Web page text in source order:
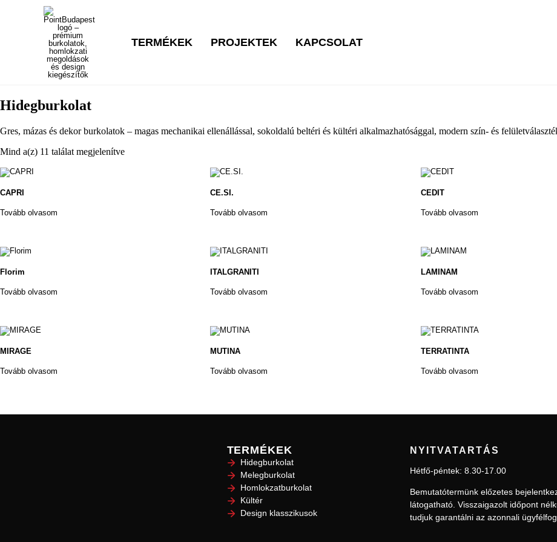
TERMÉKEK PROJEKTEK KAPCSOLAT
Hidegburkolat
Gres, mázas és dekor burkolatok – magas mechanikai ellenállással, sokoldalú beltéri és kültéri alkalmazhatósággal, modern szín- és
Mind a(z) 11 találat megjelenítve
CAPRI
Tovább olvasom
CE.SI.
Tovább olvasom
CEDIT
Tovább olvasom
Florim
Tovább olvasom
ITALGRANITI
Tovább olvasom
LAMINAM
Tovább olvasom
MIRAGE
Tovább olvasom
MUTINA
Tovább olvasom
TERRATINTA
Tovább olvasom
TERMÉKEK
Hidegburkolat
Melegburkolat
Homlokzatburkolat
Kültér
Design klasszikusok
NYITVATARTÁS
Hétfő-péntek: 8.30-17.00
Bemutatótermünk előzetes
látogatható. Visszaigazolt időpont
tudjuk garantálni az azonnali